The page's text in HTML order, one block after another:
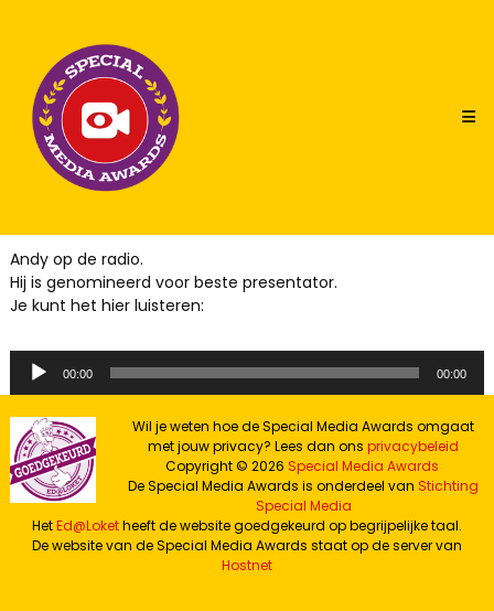
contentMedia
Awards
Andy op de radio.
Hij is genomineerd voor beste presentator.
Je kunt het hier luisteren:
Audiospeler
00:00 00:00
Wil je weten hoe de Special Media Awards omgaat
met jouw privacy? Lees dan ons privacybeleid
Copyright © 2026 Special Media Awards
De Special Media Awards is onderdeel van Stichting
Special Media
HetEd@Loketheeft de website goedgekeurd op begrijpelijke taal.
De website van de Special Media Awards staat op de server van
Hostnet